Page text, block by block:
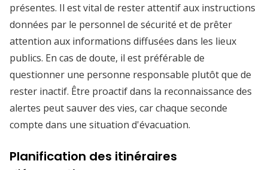
présentes. Il est vital de rester attentif aux instructions
données par le personnel de sécurité et de prêter
attention aux informations diffusées dans les lieux
publics. En cas de doute, il est préférable de
questionner une personne responsable plutôt que de
rester inactif. Être proactif dans la reconnaissance des
alertes peut sauver des vies, car chaque seconde
compte dans une situation d'évacuation.
Planification des itinéraires